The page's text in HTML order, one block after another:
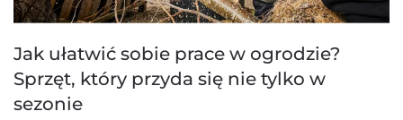
Jak ułatwić sobie prace w ogrodzie?
Sprzęt, który przyda się nie tylko w
sezonie